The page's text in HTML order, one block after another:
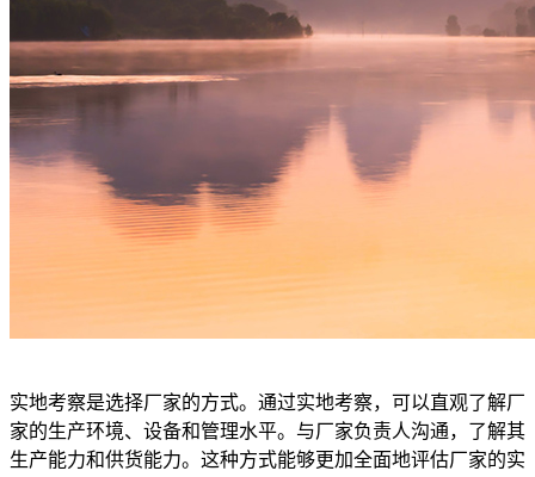
实地考察是选择厂家的方式。通过实地考察，可以直观了解厂
家的生产环境、设备和管理水平。与厂家负责人沟通，了解其
生产能力和供货能力。这种方式能够更加全面地评估厂家的实